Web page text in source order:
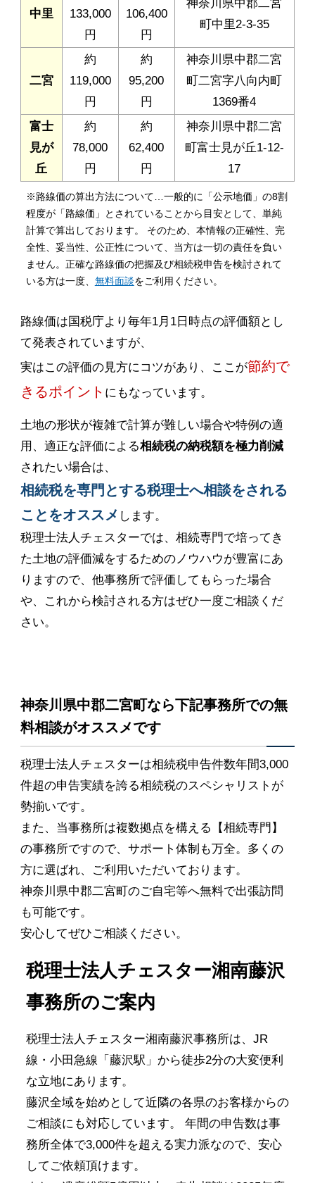
中里
133,000
円
106,400
円
神奈川県中郡二宮
町中里2-3-35
二宮
約
119,000
円
約
95,200
円
神奈川県中郡二宮
町二宮字八向内町
1369番4
富士
見が
丘
約
78,000
円
約
62,400
円
神奈川県中郡二宮
町富士見が丘1-12-
17
※路線価の算出方法について…一般的に「公示地価」の8割
程度が「路線価」とされていることから目安として、単純
計算で算出しております。 そのため、本情報の正確性、完
全性、妥当性、公正性について、当方は一切の責任を負い
ません。正確な路線価の把握及び相続税申告を検討されて
いる方は一度、 無料面談をご利用ください。
路線価は国税庁より毎年1月1日時点の評価額とし
て発表されていますが、
実はこの評価の見方にコツがあり、ここが節約で
きるポイント にもなっています。
土地の形状が複雑で計算が難しい場合や特例の適
用、適正な評価による相続税の納税額を極力削減
されたい場合は、
相続税を専門とする税理士へ相談をされる
ことをオススメ します。
税理士法人チェスターでは、相続専門で培ってき
た土地の評価減をするためのノウハウが豊富にあ
りますので、他事務所で評価してもらった場合
や、これから検討される方はぜひ一度ご相談くだ
さい。
神奈川県中郡二宮町なら下記事務所での無
料相談がオススメです
税理士法人チェスターは相続税申告件数年間3,000
件超の申告実績を誇る相続税のスペシャリストが
勢揃いです。
また、当事務所は複数拠点を構える【相続専門】
の事務所ですので、サポート体制も万全。多くの
方に選ばれ、ご利用いただいております。
神奈川県中郡二宮町のご自宅等へ無料で出張訪問
も可能です。
安心してぜひご相談ください。
税理士法人チェスター湘南藤沢
事務所のご案内
税理士法人チェスター湘南藤沢事務所は、JR
線・小田急線「藤沢駅」から徒歩2分の大変便利
な立地にあります。
藤沢全域を始めとして近隣の各県のお客様からの
ご相談にも対応しています。 年間の申告数は事
務所全体で3,000件を超える実力派なので、安心
してご依頼頂けます。